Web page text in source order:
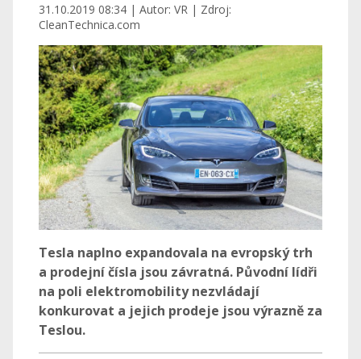
31.10.2019 08:34 | Autor: VR | Zdroj:
CleanTechnica.com
Tesla naplno expandovala na evropský trh
a prodejní čísla jsou závratná. Původní lídři
na poli elektromobility nezvládají
konkurovat a jejich prodeje jsou výrazně za
Teslou.